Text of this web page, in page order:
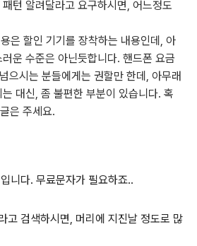
턴 알려달라고 요구하시면, 어느정도
은 할인 기기를 장착하는 내용인데, 아
운 수준은 아닌듯합니다. 핸드폰 요금
으시는 분들에게는 권할만 한데, 아무래
대신, 좀 불편한 부분이 있습니다. 혹
은 주세요.
니다. 무료문자가 필요하죠..
고 검색하시면, 머리에 지진날 정도로 많